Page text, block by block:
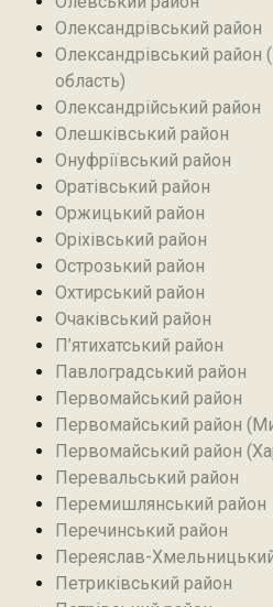
Олександрівський район
Олександрівський район
область)
Олександрійський район
Олешківський район
Онуфріївський район‎
Оратівський район
Оржицький район
Оріхівський район
Острозький район
Охтирський район
Очаківський район
П’ятихатський район
Павлоградський район
Первомайський район
Первомайський район
Первомайський район
Перевальський район‎
Перемишлянський район
Перечинський район
Переяслав-
Петриківський район